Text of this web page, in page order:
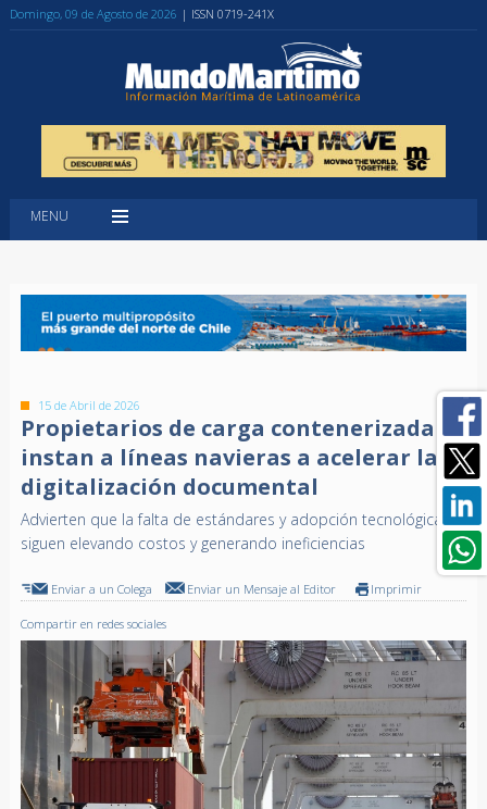
Domingo, 09 de Agosto de 2026 | ISSN 0719-241X
MENU
15 de Abril de 2026
Propietarios de carga contenerizada
instan a líneas navieras a acelerar la
digitalización documental
Advierten que la falta de estándares y adopción tecnológica
siguen elevando costos y generando ineficiencias
Enviar a un Colega Enviar un Mensaje al Editor Imprimir
Compartir en redes sociales